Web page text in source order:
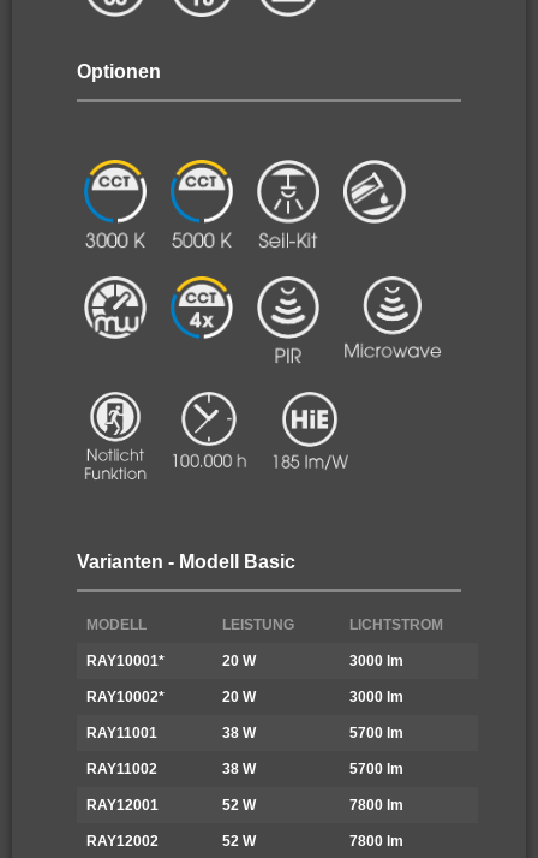
Optionen
Varianten - Modell Basic
MODELL LEISTUNG LICHTSTROM
RAY10001* 20 W 3000 lm
RAY10002* 20 W 3000 lm
RAY11001 38 W 5700 lm
RAY11002 38 W 5700 lm
RAY12001 52 W 7800 lm
RAY12002 52 W 7800 lm